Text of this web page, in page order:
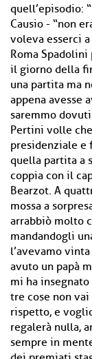
quell’episodio:
Causio - “non
voleva esserci
Roma
il giorno della
una partita ma
appena avesse
saremmo
Pertini volle
presidenziale e
quella partita a
coppia con il
Bearzot. A
mossa a
arrabbiò molto
mandandogli
l’avevamo
avuto un papà
mi ha
tre cose non
rispetto, e
regalerà nulla,
sempre in